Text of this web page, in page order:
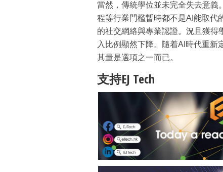
當然，傳統學位並未完全失去意義
程等行業門檻暫時都不是AI能取代
的社交網絡與專業認證。況且獲得
入比例顯然下降。隨着AI時代重
其量是選項之一而已。
支持EJ Tech